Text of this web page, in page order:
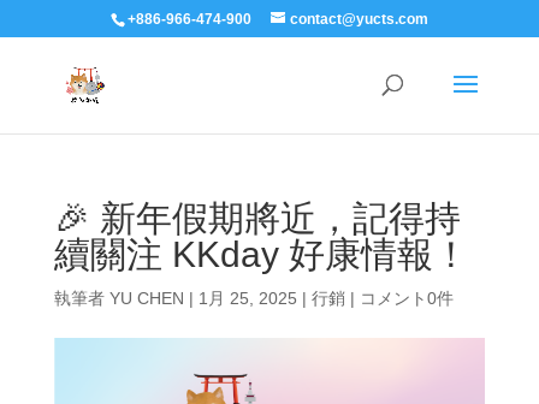
+886-966-474-900 contact@yucts.com
🎉 新年假期將近，記得持
續關注 KKday 好康情報！
執筆者 YU CHEN | 1月 25, 2025 | 行銷| コメント0件